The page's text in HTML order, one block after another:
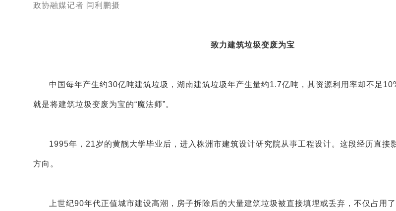
政协融媒记者 闫利鹏摄
致力建筑垃圾变废为宝
中国每年产生约30亿吨建筑垃圾，湖南建筑垃圾年产生量约1.7亿吨，其资源利用率却不足
就是将建筑垃圾变废为宝的“魔法师”。
1995年，21岁的黄靓大学毕业后，进入株洲市建筑设计研究院从事工程设计。这段经历直接
方向。
上世纪90年代正值城市建设高潮，房子拆除后的大量建筑垃圾被直接填埋或丢弃，不仅占用